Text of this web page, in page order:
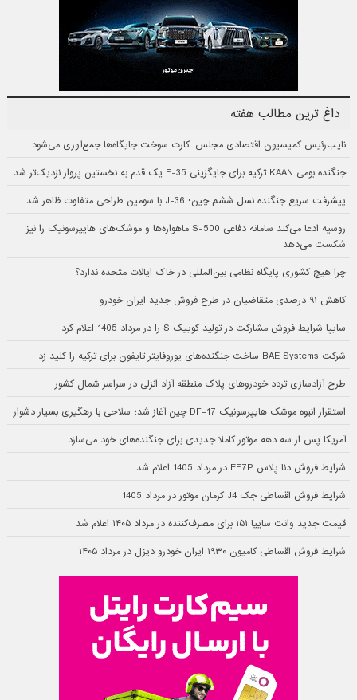
داغ ترین مطالب هفته
نایب‌رئیس کمیسیون اقتصادی مجلس: کارت سوخت جایگاه‌ها جمع‌آوری می‌شود
جنگنده بومی KAAN ترکیه برای جایگزینی F-35 یک قدم به نخستین پرواز نزدیک‌تر شد
پیشرفت سریع جنگنده نسل ششم چین؛ J-36 با سومین طراحی متفاوت ظاهر شد
روسیه ادعا می‌کند سامانه دفاعی S-500 ماهواره‌ها و موشک‌های هایپرسونیک را نیز
شکست می‌دهد
چرا هیچ کشوری پایگاه نظامی بین‌المللی در خاک ایالات متحده ندارد؟
کاهش ۹۱ درصدی متقاضیان در طرح فروش جدید ایران خودرو
سایپا شرایط فروش مشارکت در تولید کوییک S را در مرداد 1405 اعلام کرد
شرکت BAE Systems ساخت جنگنده‌های یوروفایتر تایفون برای ترکیه را کلید زد
طرح آزادسازی تردد خودروهای پلاک منطقه آزاد انزلی در سراسر شمال کشور
استقرار انبوه موشک هایپرسونیک DF-17 چین آغاز شد؛ سلاحی با رهگیری بسیار دشوار
آمریکا پس از سه دهه موتور کاملا جدیدی برای جنگنده‌های خود می‌سازد
شرایط فروش دنا پلاس EF7P در مرداد 1405 اعلام شد
شرایط فروش اقساطی جک J4 کرمان موتور در مرداد 1405
قیمت جدید وانت سایپا ۱۵۱ برای مصرف‌کننده در مرداد ۱۴۰۵ اعلام شد
شرایط فروش اقساطی کامیون ۱۹۳۰ ایران خودرو دیزل در مرداد ۱۴۰۵